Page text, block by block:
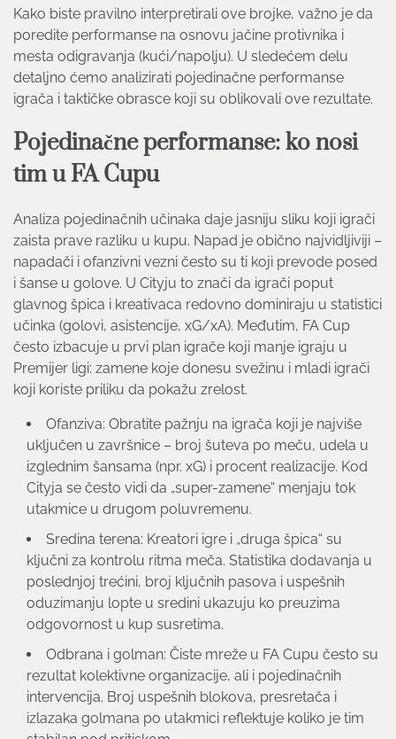
Kako biste pravilno interpretirali ove brojke, važno je da
poredite performanse na osnovu jačine protivnika i
mesta odigravanja (kući/napolju). U sledećem delu
detaljno ćemo analizirati pojedinačne performanse
igrača i taktičke obrasce koji su oblikovali ove rezultate.
Pojedinačne performanse: ko nosi
tim u FA Cupu
Analiza pojedinačnih učinaka daje jasniju sliku koji igrači
zaista prave razliku u kupu. Napad je obično najvidljiviji –
napadači i ofanzivni vezni često su ti koji prevode posed
i šanse u golove. U Cityju to znači da igrači poput
glavnog špica i kreativaca redovno dominiraju u statistici
učinka (golovi, asistencije, xG/xA). Međutim, FA Cup
često izbacuje u prvi plan igrače koji manje igraju u
Premijer ligi: zamene koje donesu svežinu i mladi igrači
koji koriste priliku da pokažu zrelost.
Ofanziva: Obratite pažnju na igrača koji je najviše
uključen u završnice – broj šuteva po meču, udela u
izglednim šansama (npr. xG) i procent realizacije. Kod
Cityja se često vidi da „super-zamene“ menjaju tok
utakmice u drugom poluvremenu.
Sredina terena: Kreatori igre i „druga špica“ su
ključni za kontrolu ritma meča. Statistika dodavanja u
poslednjoj trećini, broj ključnih pasova i uspešnih
oduzimanju lopte u sredini ukazuju ko preuzima
odgovornost u kup susretima.
Odbrana i golman: Čiste mreže u FA Cupu često su
rezultat kolektivne organizacije, ali i pojedinačnih
intervencija. Broj uspešnih blokova, presretača i
izlazaka golmana po utakmici reflektuje koliko je tim